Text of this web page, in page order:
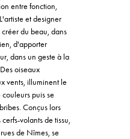
entre fonction,
et designer
du beau, dans
d'apporter
dans un geste à la
oiseaux
vents, illuminent le
puis se
Conçus lors
volants de tissu,
de Nîmes, se